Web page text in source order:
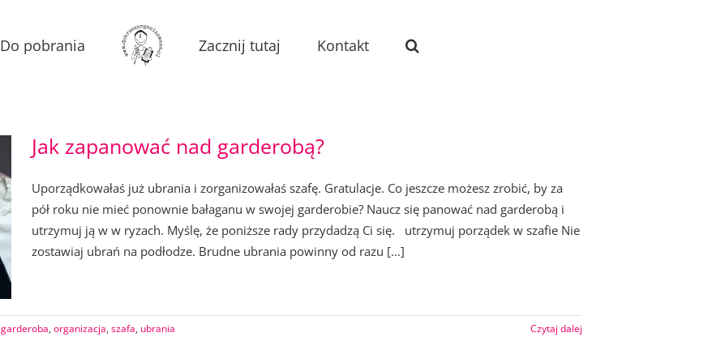
Do pobrania Zacznij tutaj Kontakt
Jak zapanować nad garderobą?
Uporządkowałaś już ubrania i zorganizowałaś szafę. Gratulacje. Co jeszcze możesz zrobić, by za
pół roku nie mieć ponownie bałaganu w swojej garderobie? Naucz się panować nad garderobą i
utrzymuj ją w w ryzach. Myślę, że poniższe rady przydadzą Ci się. utrzymuj porządek w szafie Nie
zostawiaj ubrań na podłodze. Brudne ubrania powinny od razu [...]
garderoba, organizacja, szafa, ubrania Czytaj dalej